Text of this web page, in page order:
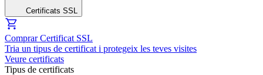
Certificats SSL
Comprar Certificat SSL
Tria un tipus de certificat i protegeix les teves visites
Veure certificats
Tipus de certificats